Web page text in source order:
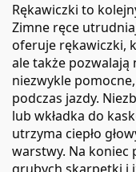
Rękawiczki to
Zimne ręce
oferuje rękawiczki,
ale także pozwalają
niezwykle
podczas jazdy.
lub wkładka do
utrzyma ciepło
warstwy. Na koniec